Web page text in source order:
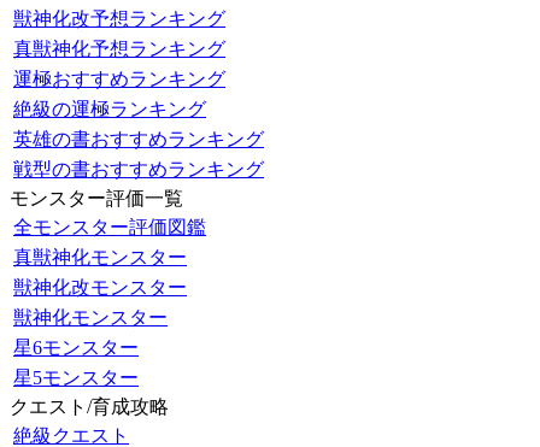
獣神化改予想ランキング
真獣神化予想ランキング
運極おすすめランキング
絶級の運極ランキング
英雄の書おすすめランキング
戦型の書おすすめランキング
モンスター評価一覧
全モンスター評価図鑑
真獣神化モンスター
獣神化改モンスター
獣神化モンスター
星6モンスター
星5モンスター
クエスト/育成攻略
絶級クエスト